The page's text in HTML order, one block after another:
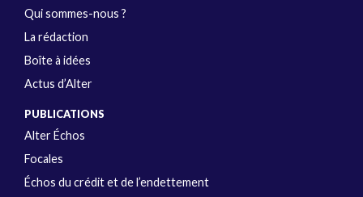
Qui sommes-nous ?
La rédaction
Boîte à idées
Actus d’Alter
PUBLICATIONS
Alter Échos
Focales
Échos du crédit et de l’endettement